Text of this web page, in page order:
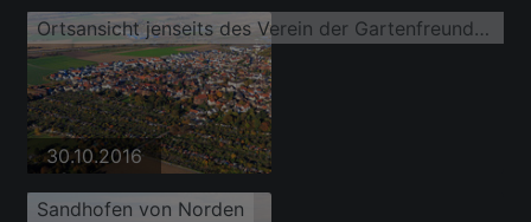
Ortsansicht jenseits des Verein der Gartenfreunde 04 Mannheim-SandhofenKleingartenanlage aus Westen
30.10.2016
Sandhofen von Norden